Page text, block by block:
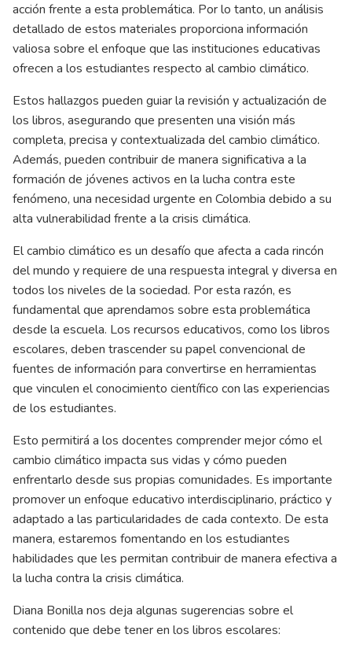
acción frente a esta problemática. Por lo tanto, un análisis
detallado de estos materiales proporciona información
valiosa sobre el enfoque que las instituciones educativas
ofrecen a los estudiantes respecto al cambio climático.
Estos hallazgos pueden guiar la revisión y actualización de
los libros, asegurando que presenten una visión más
completa, precisa y contextualizada del cambio climático.
Además, pueden contribuir de manera significativa a la
formación de jóvenes activos en la lucha contra este
fenómeno, una necesidad urgente en Colombia debido a su
alta vulnerabilidad frente a la crisis climática.
El cambio climático es un desafío que afecta a cada rincón
del mundo y requiere de una respuesta integral y diversa en
todos los niveles de la sociedad. Por esta razón, es
fundamental que aprendamos sobre esta problemática
desde la escuela. Los recursos educativos, como los libros
escolares, deben trascender su papel convencional de
fuentes de información para convertirse en herramientas
que vinculen el conocimiento científico con las experiencias
de los estudiantes.
Esto permitirá a los docentes comprender mejor cómo el
cambio climático impacta sus vidas y cómo pueden
enfrentarlo desde sus propias comunidades. Es importante
promover un enfoque educativo interdisciplinario, práctico y
adaptado a las particularidades de cada contexto. De esta
manera, estaremos fomentando en los estudiantes
habilidades que les permitan contribuir de manera efectiva a
la lucha contra la crisis climática.
Diana Bonilla nos deja algunas sugerencias sobre el
contenido que debe tener en los libros escolares: